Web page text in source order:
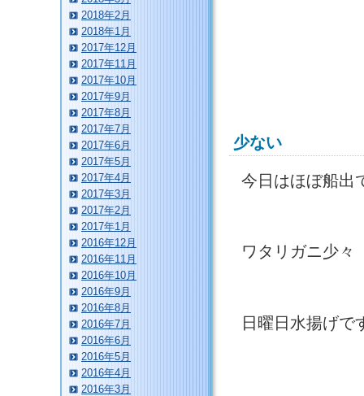
少ない
今日はほぼ船出
ワタリガニ少々
日曜日水揚げで
2018年2月
2018年1月
2017年12月
2017年11月
2017年10月
2017年9月
2017年8月
2017年7月
2017年6月
2017年5月
2017年4月
2017年3月
2017年2月
2017年1月
2016年12月
2016年11月
2016年10月
2016年9月
2016年8月
2016年7月
2016年6月
2016年5月
2016年4月
2016年3月